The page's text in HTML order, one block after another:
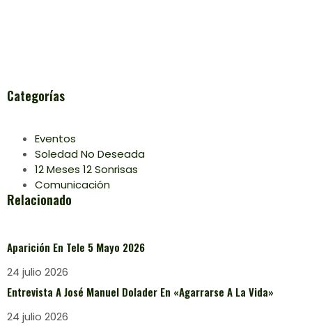
Categorías
Eventos
Soledad No Deseada
12 Meses 12 Sonrisas
Comunicación
Relacionado
Aparición En Tele 5 Mayo 2026
24 julio 2026
Entrevista A José Manuel Dolader En «Agarrarse A La Vida»
24 julio 2026